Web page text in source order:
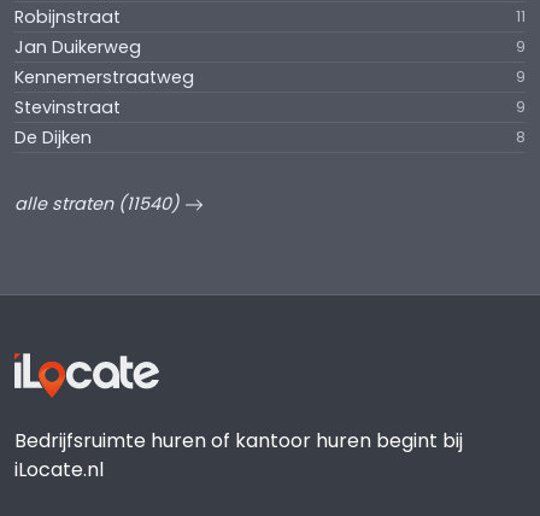
Robijnstraat 11
Jan Duikerweg 9
Kennemerstraatweg 9
Stevinstraat 9
De Dijken 8
alle straten (11540)
Bedrijfsruimte huren of kantoor huren begint bij
iLocate.nl